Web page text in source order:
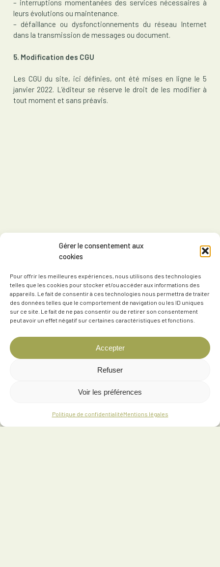
Gérer le consentement aux
cookies
Pour offrir les meilleures expériences, nous utilisons des technologies
telles que les cookies pour stocker et/ou accéder aux informations des
appareils. Le fait de consentir à ces technologies nous permettra de traiter
des données telles que le comportement de navigation ou les ID uniques
sur ce site. Le fait de ne pas consentir ou de retirer son consentement
peut avoir un effet négatif sur certaines caractéristiques et fonctions.
Accepter
Refuser
Voir les préférences
Politique de confidentialitéMentions légales
– interruptions momentanées des services nécessaires à
leurs évolutions ou maintenance.
– défaillance ou dysfonctionnements du réseau Internet
dans la transmission de messages ou document.
5. Modification des CGU
Les CGU du site, ici définies, ont été mises en ligne le 5
janvier 2022. L’éditeur se réserve le droit de les modifier à
tout moment et sans préavis.